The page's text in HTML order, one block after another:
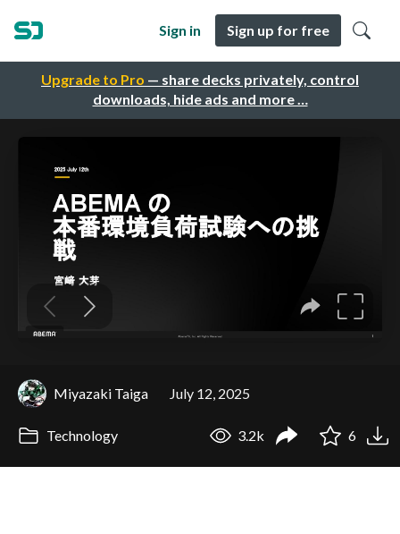
Upgrade to Pro — share decks privately, control
downloads, hide ads and more …
Sign in Sign up for free
Miyazaki Taiga July 12, 2025
Technology 3.2k 6